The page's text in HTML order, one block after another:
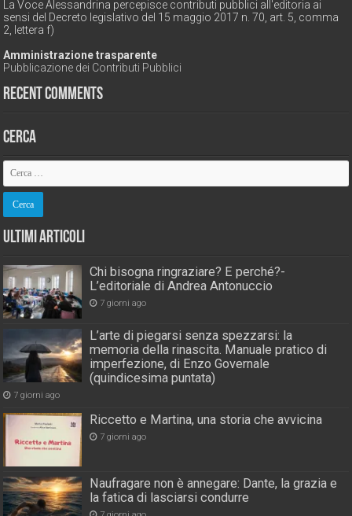
La Voce Alessandrina percepisce contributi pubblici all'editoria ai
sensi del Decreto legislativo del 15 maggio 2017 n. 70, art. 5, comma
2, lettera f)
Amministrazione trasparente
Pubblicazione dei Contributi Pubblici
Recent Comments
Cerca
Ultimi Articoli
Chi bisogna ringraziare? E perché?-
L’editoriale di Andrea Antonuccio
7 giorni ago
L’arte di piegarsi senza spezzarsi: la
memoria della rinascita. Manuale pratico di
imperfezione, di Enzo Governale
(quindicesima puntata)
7 giorni ago
Riccetto e Martina, una storia che avvicina
7 giorni ago
Naufragare non è annegare: Dante, la grazia e
la fatica di lasciarsi condurre